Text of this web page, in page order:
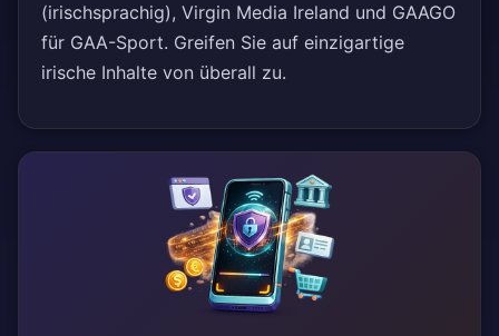
(irischsprachig), Virgin Media Ireland und GAAGO
für GAA-Sport. Greifen Sie auf einzigartige
irische Inhalte von überall zu.